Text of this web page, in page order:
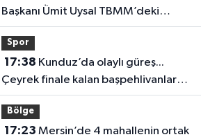
Başkanı Ümit Uysal TBMM’deki
yasaya tepki gösterdi
Spor
17:38
Çeyrek finale kalan başpehlivanlar
belli oldu
Bölge
17:23